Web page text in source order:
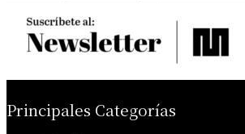
Principales Categorías